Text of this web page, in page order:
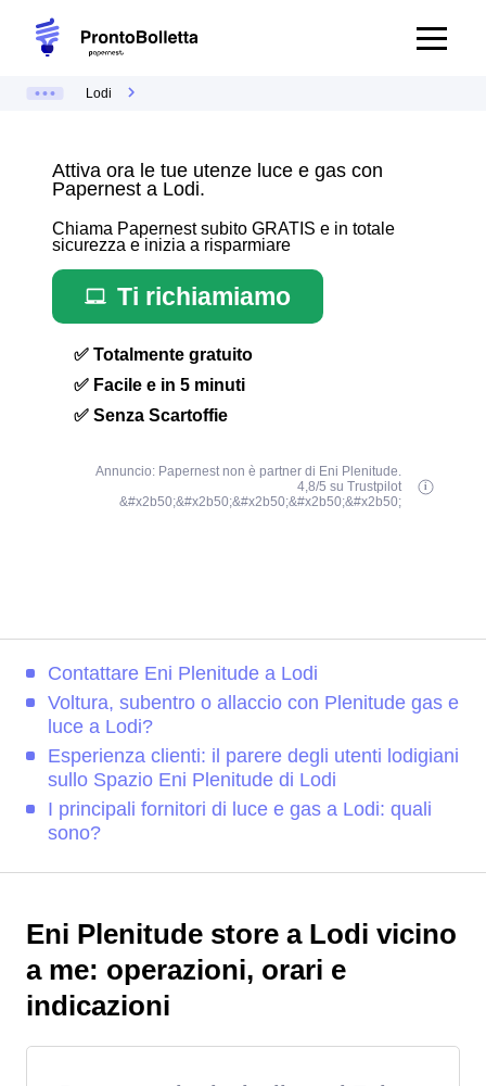
Lodi
Attiva ora le tue utenze luce e gas con
Papernest a Lodi.
Chiama Papernest subito GRATIS e in totale
sicurezza e inizia a risparmiare
Ti richiamiamo
✅ Totalmente gratuito
✅ Facile e in 5 minuti
✅ Senza Scartoffie
Annuncio: Papernest non è partner di Eni Plenitude.
4,8/5 su Trustpilot
&#x2b50;&#x2b50;&#x2b50;&#x2b50;&#x2b50;
Contattare Eni Plenitude a Lodi
Voltura, subentro o allaccio con Plenitude gas e
luce a Lodi?
Esperienza clienti: il parere degli utenti lodigiani
sullo Spazio Eni Plenitude di Lodi
I principali fornitori di luce e gas a Lodi: quali
sono?
Eni Plenitude store a Lodi vicino
a me: operazioni, orari e
indicazioni